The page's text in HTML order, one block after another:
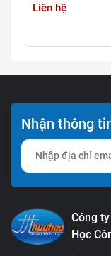
XYANUA) YDL-6
Liên hệ
Nhận thông
Công
Học